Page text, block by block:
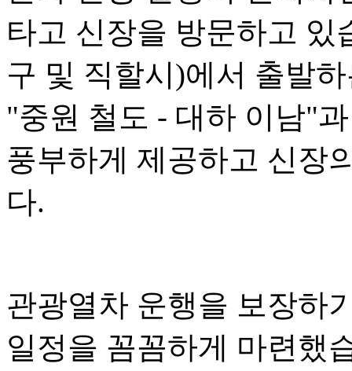
타고 신장을 방문하고 있
구 및 직할시)에서 출발
"중원 철도 - 대하 이남"
풍부하게 제공하고 신장
다.
관광열차 운행을 보장하
일정을 꼼꼼하게 마련했